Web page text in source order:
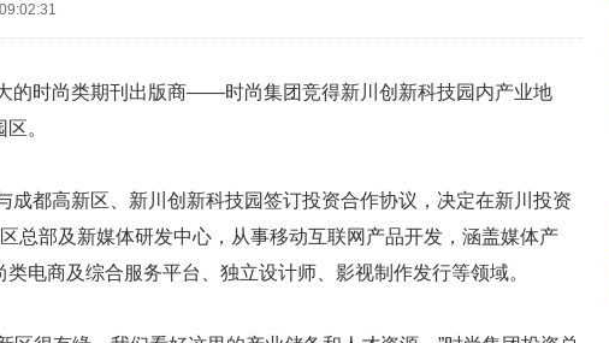
的时尚类期刊出版商——时尚集团竞得新川创新科技园内产业地
。
成都高新区、新川创新科技园签订投资合作协议，决定在新川投资
总部及新媒体研发中心，从事移动互联网产品开发，涵盖媒体产
电商及综合服务平台、独立设计师、影视制作发行等领域。